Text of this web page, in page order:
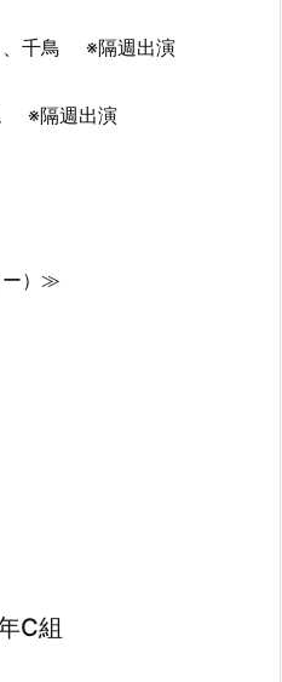
、千鳥 ※隔週出演
※隔週出演
ー）≫
C組